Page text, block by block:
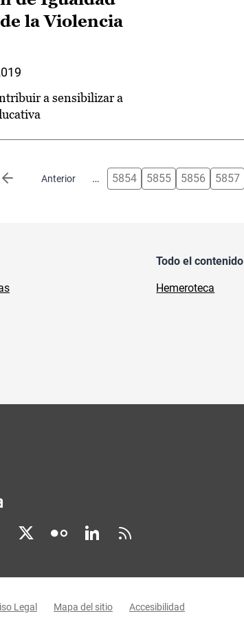
la Violencia
a sensibilizar a
Anterior
Página anterior … 5854 5855 5856 5857
Todo el contenido
Hemeroteca
Legal Mapa del sitio Accesibilidad